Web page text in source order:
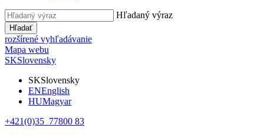
Hľadaný výraz
Hľadať
rozšírené vyhľadávanie
Mapa webu
SKSlovensky
SKSlovensky
ENEnglish
HUMagyar
+421(0)35 77800 83